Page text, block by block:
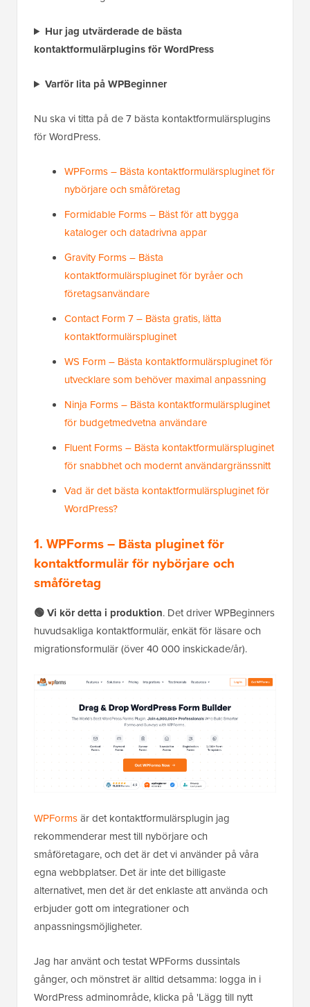
Hur jag utvärderade de bästa
kontaktformulärplugins för WordPress
Varför lita på WPBeginner
Nu ska vi titta på de 7 bästa kontaktformulärsplugins
för WordPress.
WPForms – Bästa kontaktformulärspluginet för
nybörjare och småföretag
Formidable Forms – Bäst för att bygga
kataloger och datadrivna appar
Gravity Forms – Bästa
kontaktformulärspluginet för byråer och
företagsanvändare
Contact Form 7 – Bästa gratis, lätta
kontaktformulärspluginet
WS Form – Bästa kontaktformulärspluginet för
utvecklare som behöver maximal anpassning
Ninja Forms – Bästa kontaktformulärspluginet
för budgetmedvetna användare
Fluent Forms – Bästa kontaktformulärspluginet
för snabbhet och modernt användargränssnitt
Vad är det bästa kontaktformulärspluginet för
WordPress?
1. WPForms – Bästa pluginet för
kontaktformulär för nybörjare och
småföretag
🟢 Vi kör detta i produktion. Det driver WPBeginners
huvudsakliga kontaktformulär, enkät för läsare och
migrationsformulär (över 40 000 inskickade/år).
WPFormsär det kontaktformulärsplugin jag
rekommenderar mest till nybörjare och
småföretagare, och det är det vi använder på våra
egna webbplatser. Det är inte det billigaste
alternativet, men det är det enklaste att använda och
erbjuder gott om integrationer och
anpassningsmöjligheter.
Jag har använt och testat WPForms dussintals
gånger, och mönstret är alltid detsamma: logga in i
WordPress adminområde, klicka på 'Lägg till nytt